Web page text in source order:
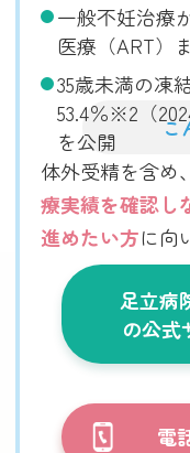
一般不妊治療
医療（ART）
35歳未満の凍
53.4％※2（
を公開
こ
体外受精を含め
療実績を確認し
進めたい方に向
足立病
の公式
電